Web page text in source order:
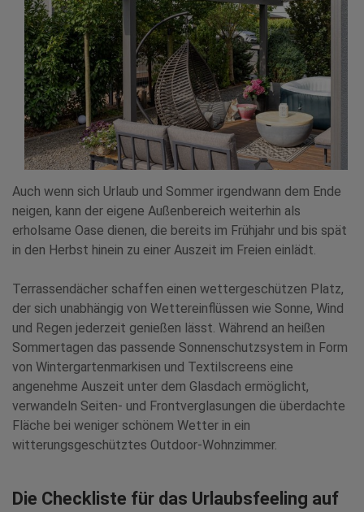
Auch wenn sich Urlaub und Sommer irgendwann dem Ende
neigen, kann der eigene Außenbereich weiterhin als
erholsame Oase dienen, die bereits im Frühjahr und bis spät
in den Herbst hinein zu einer Auszeit im Freien einlädt.
Terrassendächer schaffen einen wettergeschützen Platz,
der sich unabhängig von Wettereinflüssen wie Sonne, Wind
und Regen jederzeit genießen lässt. Während an heißen
Sommertagen das passende Sonnenschutzsystem in Form
von Wintergartenmarkisen und Textilscreens eine
angenehme Auszeit unter dem Glasdach ermöglicht,
verwandeln Seiten- und Frontverglasungen die überdachte
Fläche bei weniger schönem Wetter in ein
witterungsgeschütztes Outdoor-Wohnzimmer.
Die Checkliste für das Urlaubsfeeling auf